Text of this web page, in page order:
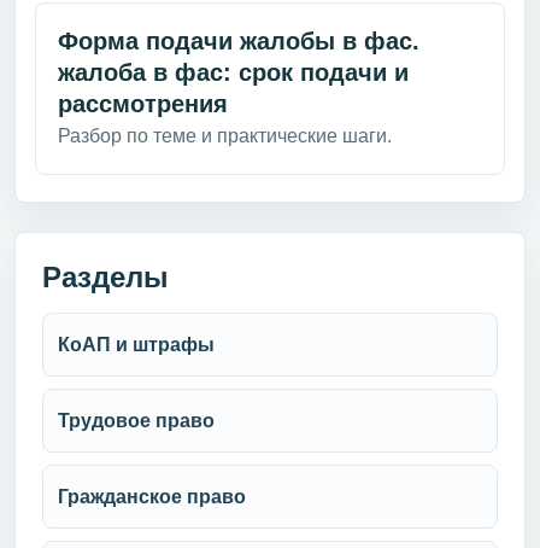
Форма подачи жалобы в фас.
жалоба в фас: срок подачи и
рассмотрения
Разбор по теме и практические шаги.
Разделы
КоАП и штрафы
Трудовое право
Гражданское право